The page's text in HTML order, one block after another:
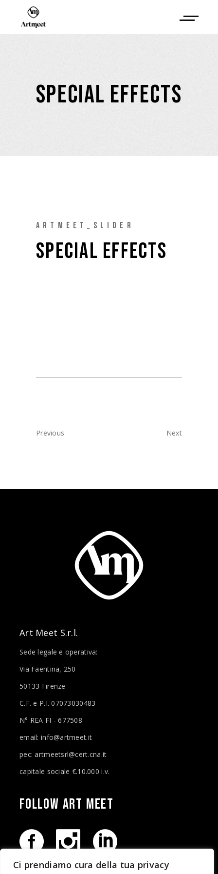
Ci prendiamo cura della tua privacy
SPECIAL EFFECTS
ARTMEET_SLIDER
SPECIAL EFFECTS
Previous Next
Art Meet S.r.l.
Sede legale e operativa:
Via Faentina, 250
50133 Firenze
C.F. e P.I. 07073030483
N° REA FI - 677508
email: info@artmeet.it
pec: artmeetsrl@cert.cna.it
capitale sociale €.10.000 i.v.
FOLLOW ART MEET